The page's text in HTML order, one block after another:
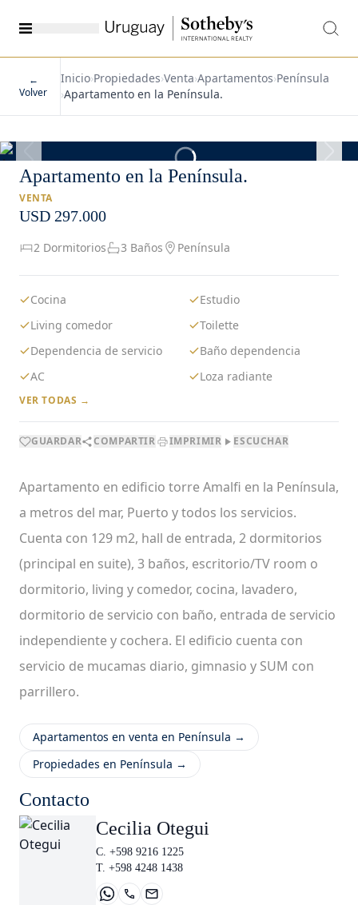
←
Volver
Inicio›Propiedades›Venta›Apartamentos›Península
›Apartamento en la Península.
Apartamento en la Península.
VENTA
USD 297.000
2 Dormitorios 3 Baños Península
Cocina
Estudio
Living comedor
Toilette
Dependencia de servicio
Baño dependencia
AC
Loza radiante
VER TODAS →
GUARDAR COMPARTIR IMPRIMIR ESCUCHAR
Apartamento en edificio torre Amalfi en la Península,
a metros del mar, Puerto y todos los servicios.
Cuenta con 129 m2, hall de entrada, 2 dormitorios
(principal en suite), 3 baños, escritorio/TV room o
dormitorio, living y comedor, cocina, lavadero,
dormitorio de servicio con baño, entrada de servicio
independiente y cochera. El edificio cuenta con
servicio de mucamas diario, gimnasio y SUM con
parrillero.
Apartamentos en venta en Península →
Propiedades en Península →
Contacto
Cecilia Otegui
C. +598 9216 1225
T. +598 4248 1438